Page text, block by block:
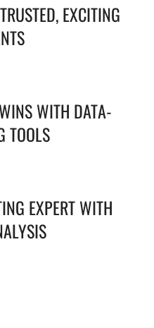
EXCITING
WITH DATA-
TOOLS
EXPERT WITH